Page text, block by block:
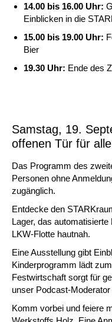
14.00 bis 16.00 Uhr:
Einblicken in die
15.00 bis 19.00 Uhr:
Bier
19.30 Uhr: Ende des
Samstag, 19.
offenen Tür für
Das Programm des
Personen ohne
zugänglich.
Entdecke den
Lager, das
LKW-Flotte hautnah.
Eine Ausstellung gibt
Kinderprogramm lädt
Festwirtschaft sorgt für
unser Podcast-
Komm vorbei und feiere